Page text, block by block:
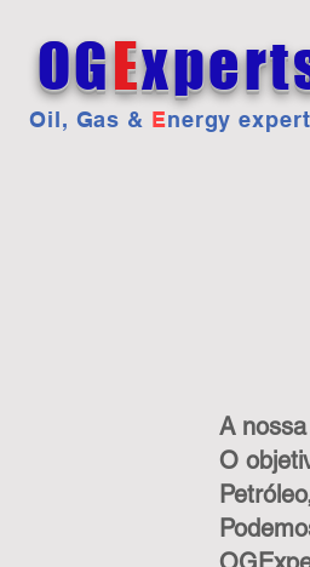
OGE
Oil, Gas & Energy
A
O